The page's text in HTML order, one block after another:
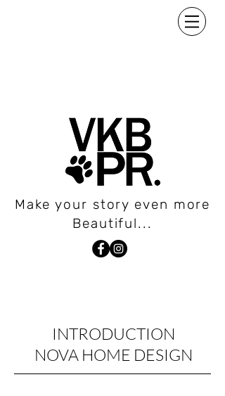
Make your story even more
Beautiful...
INTRODUCTION
NOVA HOME DESIGN